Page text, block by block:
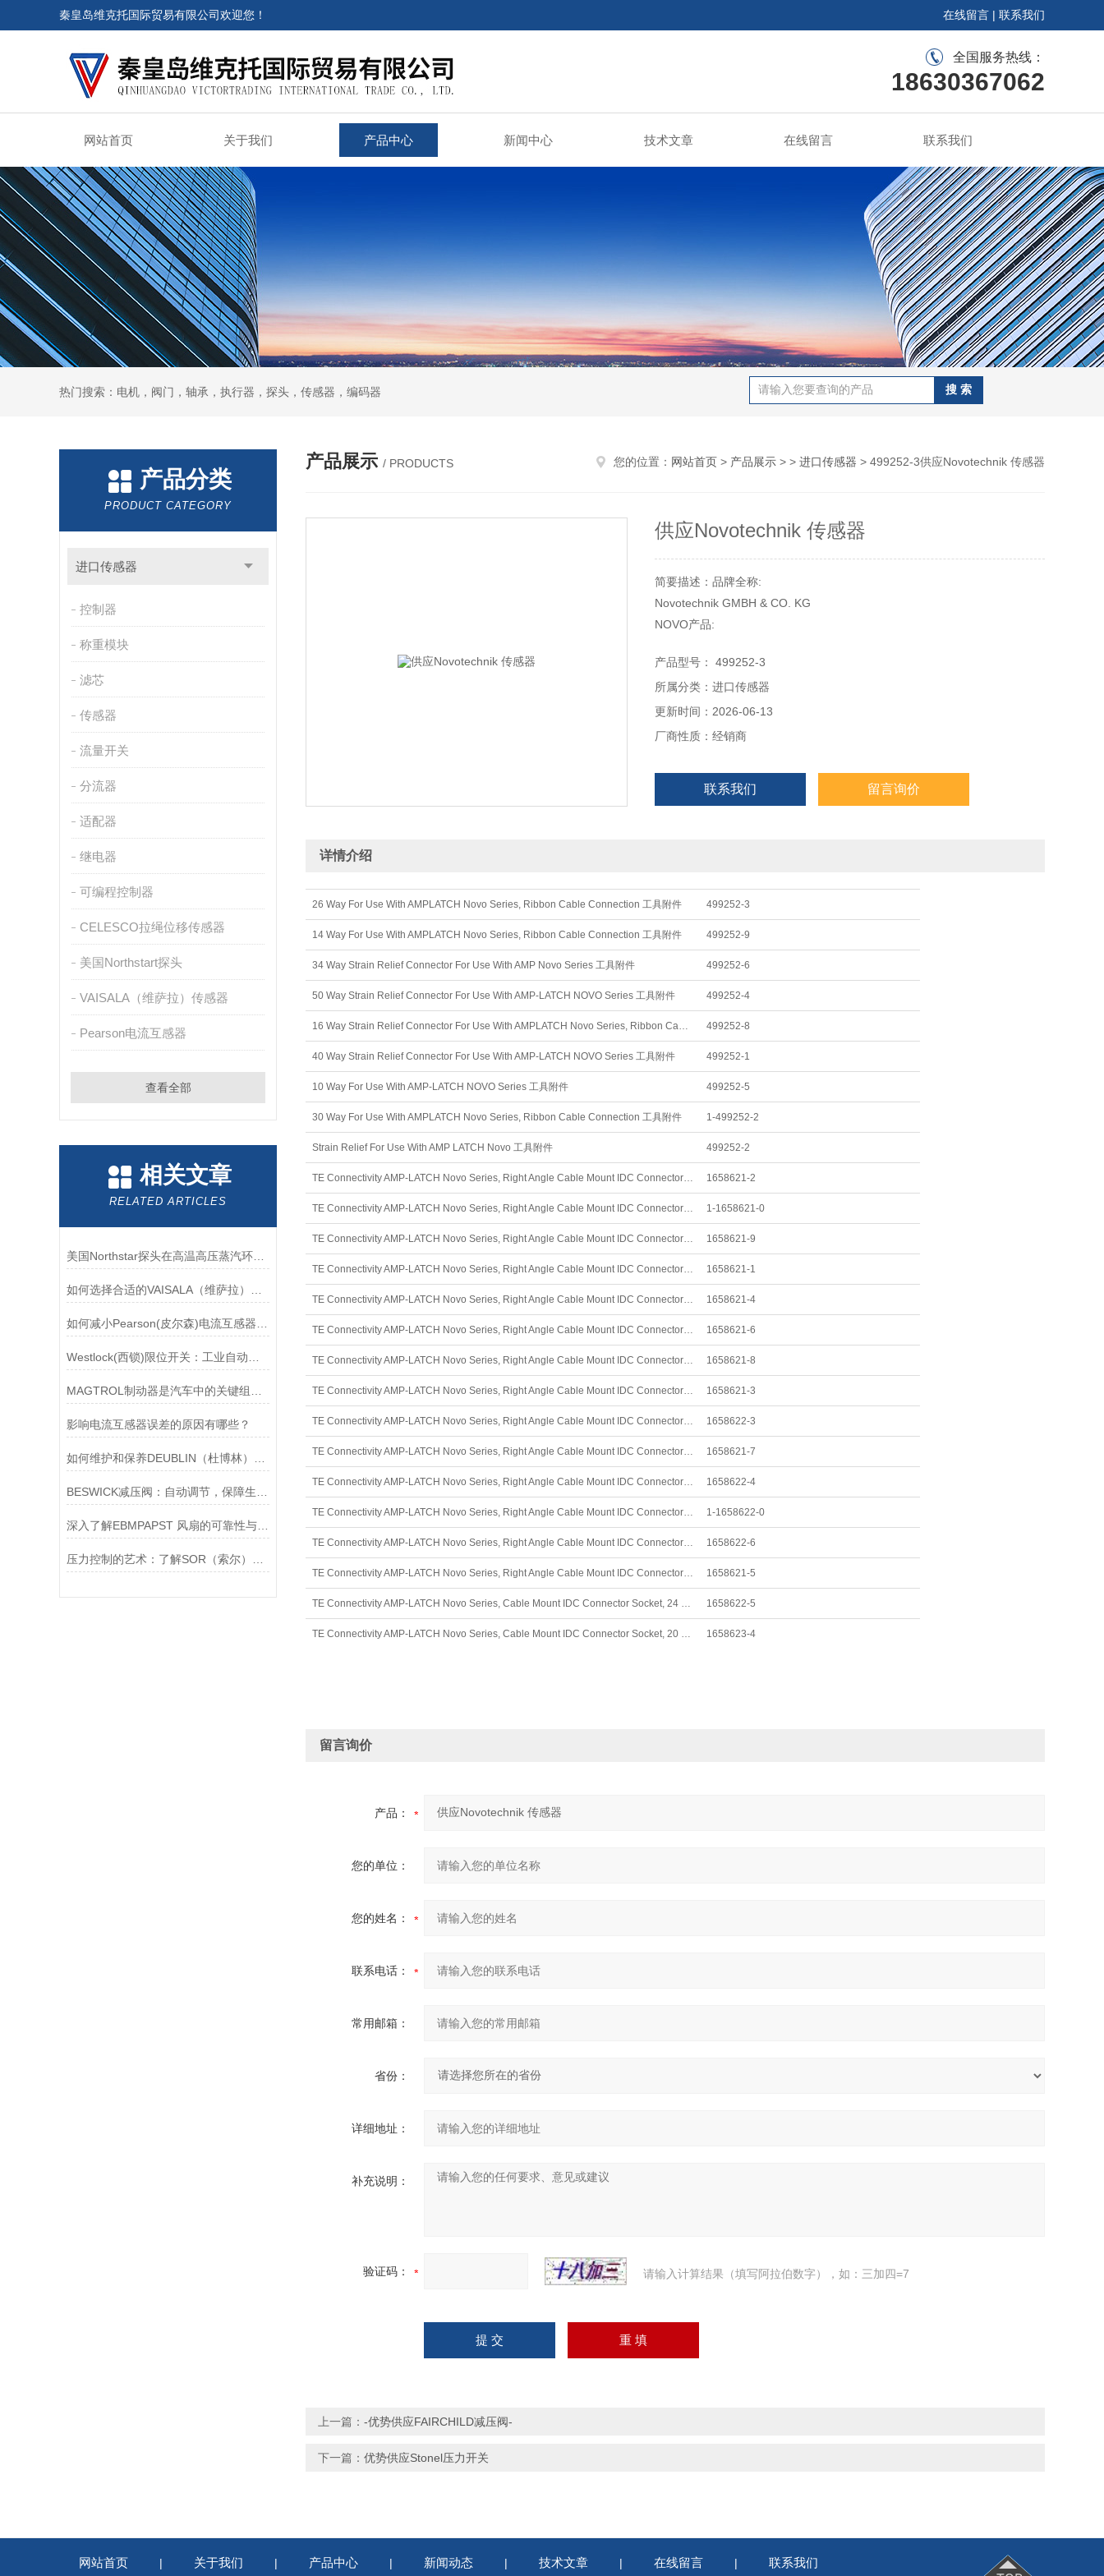
秦皇岛维克托国际贸易有限公司欢迎您！ 在线留言 | 联系我们
全国服务热线：
18630367062
网站首页 关于我们 产品中心 新闻中心 技术文章 在线留言 联系我们
热门搜索：电机，阀门，轴承，执行器，探头，传感器，编码器
产品分类
PRODUCT CATEGORY
进口传感器
控制器
称重模块
滤芯
传感器
流量开关
分流器
适配器
继电器
可编程控制器
CELESCO拉绳位移传感器
美国Northstart探头
VAISALA（维萨拉）传感器
Pearson电流互感器
查看全部
相关文章
RELATED ARTICLES
美国Northstar探头在高温高压蒸汽环境下的液位测量可靠性
影响电流互感器误差的原因有哪些？
深入了解EBMPAPST 风扇的可靠性与耐用性
产品展示 / PRODUCTS 您的位置： 网站首页 > 产品展示 > > 进口传感器 > 499252-3供应Novotechnik 传感器
供应Novotechnik 传感器
简要描述：品牌全称:
Novotechnik GMBH & CO. KG
NOVO产品:
应用领域:
通用工程、测控工程、汽车制造、移动工程机械、加工机械、海洋工程、医
疗、轨道交通、能源技术
产品型号： 499252-3
所属分类：进口传感器
更新时间：2026-06-13
厂商性质：经销商
联系我们 留言询价
详情介绍
26 Way For Use With AMPLATCH Novo Series, Ribbon Cable Connection 工具附件 499252-3
14 Way For Use With AMPLATCH Novo Series, Ribbon Cable Connection 工具附件 499252-9
34 Way Strain Relief Connector For Use With AMP Novo Series 工具附件 499252-6
50 Way Strain Relief Connector For Use With AMP-LATCH NOVO Series 工具附件 499252-4
16 Way Strain Relief Connector For Use With AMPLATCH Novo Series, Ribbon Cable Connection 工具附件 499252-8
40 Way Strain Relief Connector For Use With AMP-LATCH NOVO Series 工具附件 499252-1
10 Way For Use With AMP-LATCH NOVO Series 工具附件 499252-5
30 Way For Use With AMPLATCH Novo Series, Ribbon Cable Connection 工具附件 1-499252-2
Strain Relief For Use With AMP LATCH Novo 工具附件 499252-2
TE Connectivity AMP-LATCH Novo Series, Right Angle Cable Mount IDC Connector Socket, 14 Way, 2 Row, 2.54mm Pitch 连接器 1658621-2
TE Connectivity AMP-LATCH Novo Series, Right Angle Cable Mount IDC Connector Socket, 50 Way, 2 Row, 2.54mm Pitch 连接器 1-1658621-0
TE Connectivity AMP-LATCH Novo Series, Right Angle Cable Mount IDC Connector Socket, 40 Way, 2 Row, 2.54mm Pitch 连接器 1658621-9
TE Connectivity AMP-LATCH Novo Series, Right Angle Cable Mount IDC Connector Socket, 10 Way, 2 Row, 2.54mm Pitch 连接器 1658621-1
TE Connectivity AMP-LATCH Novo Series, Right Angle Cable Mount IDC Connector Socket, 20 Way, 2 Row, 2.54mm Pitch 连接器 1658621-4
TE Connectivity AMP-LATCH Novo Series, Right Angle Cable Mount IDC Connector Socket, 26 Way, 2 Row, 2.54mm Pitch 连接器 1658621-6
TE Connectivity AMP-LATCH Novo Series, Right Angle Cable Mount IDC Connector Socket, 34 Way, 2 Row, 2.54mm Pitch 连接器 1658621-8
TE Connectivity AMP-LATCH Novo Series, Right Angle Cable Mount IDC Connector Socket, 16 Way, 2 Row, 2.54mm Pitch 连接器 1658621-3
TE Connectivity AMP-LATCH Novo Series, Right Angle Cable Mount IDC Connector Socket, 16 Way, 2 Row, 2.54mm Pitch 连接器 1658622-3
TE Connectivity AMP-LATCH Novo Series, Right Angle Cable Mount IDC Connector Socket, 30 Way, 2 Row, 2.54mm Pitch 连接器 1658621-7
TE Connectivity AMP-LATCH Novo Series, Right Angle Cable Mount IDC Connector Socket, 20 Way, 2 Row, 2.54mm Pitch 连接器 1658622-4
TE Connectivity AMP-LATCH Novo Series, Right Angle Cable Mount IDC Connector Socket, 50 Way, 2 Row, 2.54mm Pitch 连接器 1-1658622-0
TE Connectivity AMP-LATCH Novo Series, Right Angle Cable Mount IDC Connector Socket, 26 Way, 2 Row, 2.54mm Pitch 连接器 1658622-6
TE Connectivity AMP-LATCH Novo Series, Right Angle Cable Mount IDC Connector Socket, 24 Way, 2 Row, 2.54mm Pitch 连接器 1658621-5
TE Connectivity AMP-LATCH Novo Series, Cable Mount IDC Connector Socket, 24 Way, 2 Row, 2.54mm Pitch 连接器 1658622-5
TE Connectivity AMP-LATCH Novo Series, Cable Mount IDC Connector Socket, 20 Way, 2 Row, 2.54mm Pitch 连接器 1658623-4
留言询价
产品：
您的单位：
您的姓名：
联系电话：
常用邮箱：
省份：
详细地址：
补充说明：
验证码： 请输入计算结果（填写阿拉伯数字），如：三加四=7
上一篇： -优势供应FAIRCHILD减压阀-
下一篇： 优势供应Stonel压力开关
网站首页 | 关于我们 | 产品中心 | 新闻动态 | 技术文章 | 在线留言 | 联系我们